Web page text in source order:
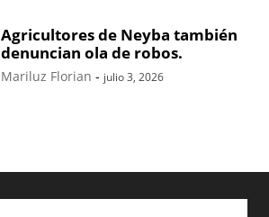
Agricultores de Neyba también
denuncian ola de robos.
Mariluz Florian - julio 3, 2026